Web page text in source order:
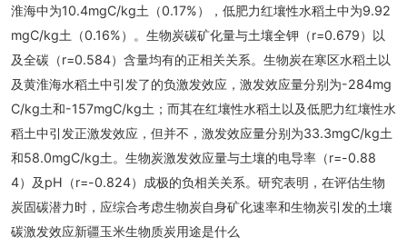
淮海中为10.4mgC/kg土（0.17%），低肥力红壤性水稻土中为9.92
mgC/kg土（0.16%）。生物炭碳矿化量与土壤全钾（r=0.679）以
及全碳（r=0.584）含量均有的正相关关系。生物炭在寒区水稻土以
及黄淮海水稻土中引发了的负激发效应，激发效应量分别为-284mg
C/kg土和-157mgC/kg土；而其在红壤性水稻土以及低肥力红壤性水
稻土中引发正激发效应，但并不，激发效应量分别为33.3mgC/kg土
和58.0mgC/kg土。生物炭激发效应量与土壤的电导率（r=-0.88
4）及pH（r=-0.824）成极的负相关关系。研究表明，在评估生物
炭固碳潜力时，应综合考虑生物炭自身矿化速率和生物炭引发的土壤
碳激发效应新疆玉米生物质炭用途是什么